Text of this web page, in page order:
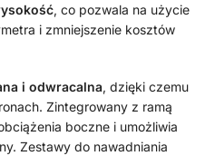
, co pozwala na użycie
i zmniejszenie kosztów
i odwracalna, dzięki czemu
Zintegrowany z ramą
boczne i umożliwia
Zestawy do nawadniania